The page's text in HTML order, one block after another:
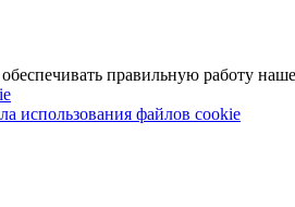
правильную работу
использования файлов cookie